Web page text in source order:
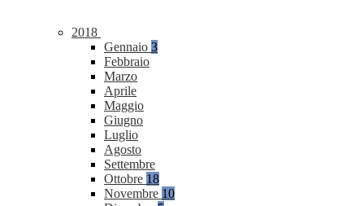
2018
Gennaio 3
Febbraio
Marzo
Aprile
Maggio
Giugno
Luglio
Agosto
Settembre
Ottobre 18
Novembre 10